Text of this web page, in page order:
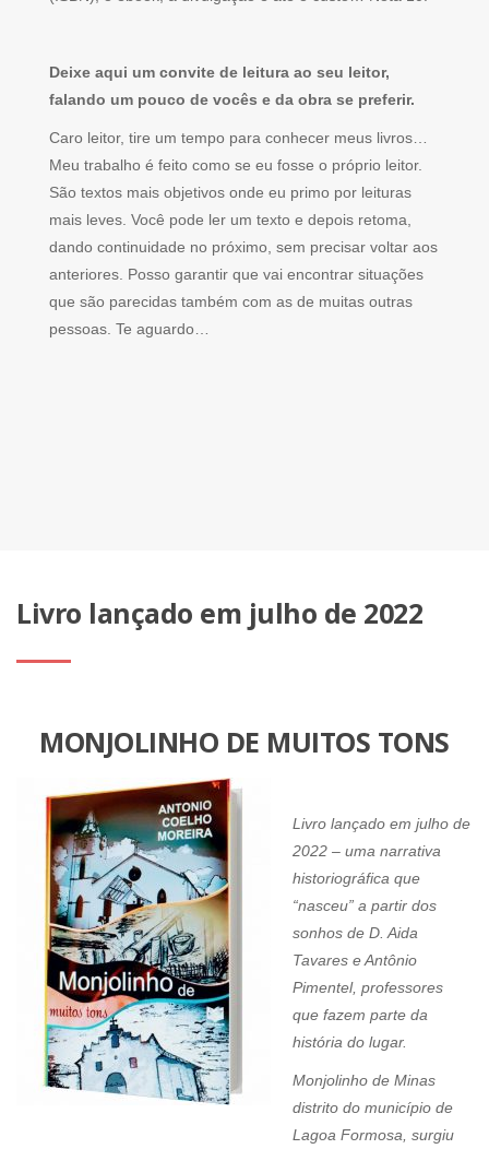
Deixe aqui um convite de leitura ao seu leitor,
falando um pouco de vocês e da obra se preferir.
Caro leitor, tire um tempo para conhecer meus livros…
Meu trabalho é feito como se eu fosse o próprio leitor.
São textos mais objetivos onde eu primo por leituras
mais leves. Você pode ler um texto e depois retoma,
dando continuidade no próximo, sem precisar voltar aos
anteriores. Posso garantir que vai encontrar situações
que são parecidas também com as de muitas outras
pessoas. Te aguardo…
Livro lançado em julho de 2022
MONJOLINHO DE MUITOS TONS
Livro lançado em julho de
2022 – uma narrativa
historiográfica que
“nasceu” a partir dos
sonhos de D. Aida
Tavares e Antônio
Pimentel, professores
que fazem parte da
história do lugar.
Monjolinho de Minas
distrito do município de
Lagoa Formosa, surgiu